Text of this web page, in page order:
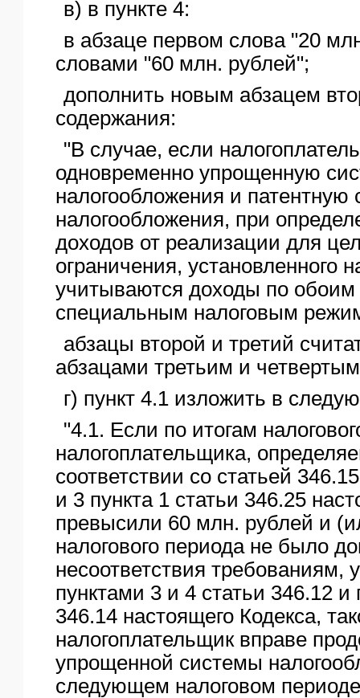
в) в пункте 4:
в абзаце первом слова "20
словами "60 млн. рублей";
дополнить новым абзацем
содержания:
"В случае, если
одновременно упрощенную
налогообложения и патентную
налогообложения, при
доходов от реализации для
ограничения, установленного
учитываются доходы по
специальным налоговым
абзацы второй и третий
абзацами третьим и
г) пункт 4.1 изложить в
"4.1. Если по итогам
налогоплательщика,
соответствии со статьей
и 3 пункта 1 статьи 346.25
превысили 60 млн. рублей и
налогового периода не было
несоответствия требованиям,
пунктами 3 и 4 статьи 346.12 и
346.14 настоящего Кодекса,
налогоплательщик вправе
упрощенной системы
следующем налоговом